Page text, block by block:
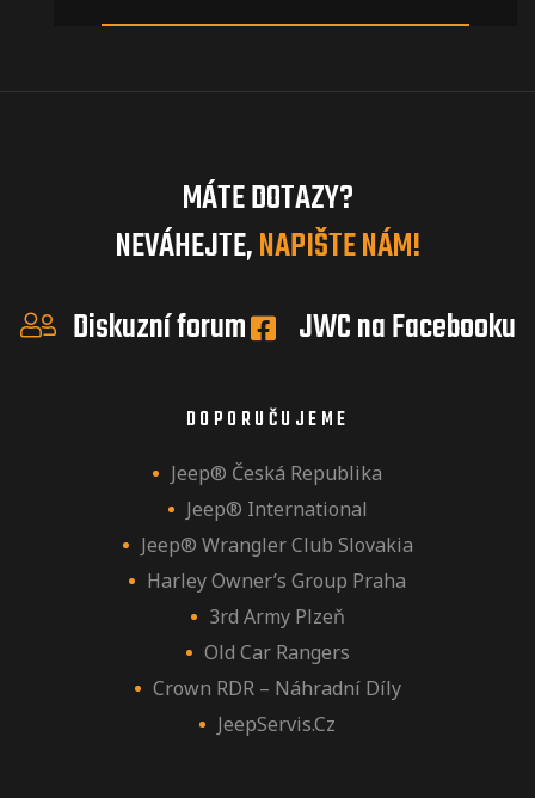
MÁTE DOTAZY?
NEVÁHEJTE,NAPIŠTE NÁM!
Diskuzní forum
JWC na Facebooku
DOPORUČUJEME
Jeep® Česká Republika
Jeep® International
Jeep® Wrangler Club Slovakia
Harley Owner’s Group Praha
3rd Army Plzeň
Old Car Rangers
Crown RDR – Náhradní Díly
JeepServis.cz